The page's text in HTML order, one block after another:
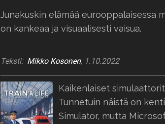
Junakuskin elämää eurooppalaisessa
on kankeaa ja visuaalisesti vaisua.
Teksti: Mikko Kosonen, 1.10.2022
Kaikenlaiset
Tunnetuin näistä on
Simulator, mutta